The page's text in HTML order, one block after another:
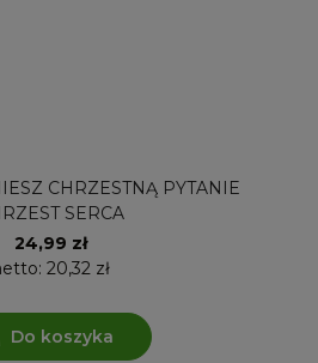
CHRZESTNĄ PYTANIE
SERCA
24,99 zł
20,32 zł
Do koszyka